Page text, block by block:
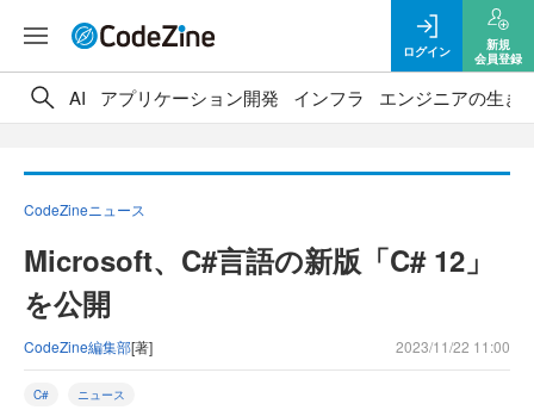
ログイン
新規
会員登録
AI アプリケーション開発 インフラ エンジニアの生き
CodeZineニュース
Microsoft、C#言語の新版「C# 12」
を公開
CodeZine編集部[著] 2023/11/22 11:00
C# ニュース